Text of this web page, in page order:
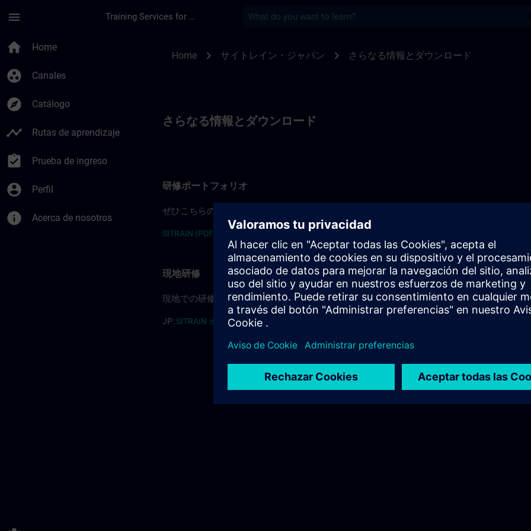
menu Training Services for Digital Industries
home Home
group_work Canales
explore Catálogo
timeline Rutas de aprendizaje
assignment_turned_in Prueba de ingreso
account_circle Perfil
info Acerca de nosotros
Home chevron_right サイトレイン・ジャパン chevron_right さらなる情報とダウンロード
さらなる情報とダウンロード
研修ポートフォリオ
ぜひこちらのコーストレーニングポートフォリオをご覧ください。
SITRAIN (PDF) >
現地研修
現地での研修についてはこちらをご覧ください。
JP: SITRAIN オンサイト(PDF) >